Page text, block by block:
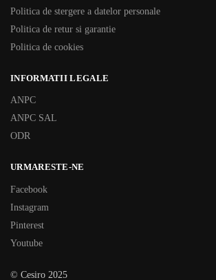
Politica de stergere a datelor personale
Politica de retur si garantie
Politica de cookies
INFORMATII LEGALE
ANPC
ANPC SAL
ODR
URMARESTE-NE
Facebook
Instagram
Pinterest
Youtube
© Cesiro 2025